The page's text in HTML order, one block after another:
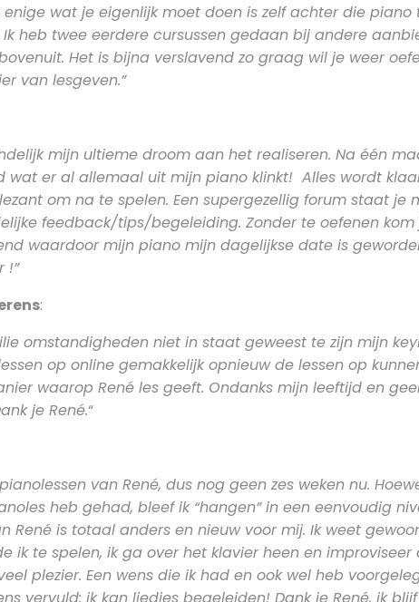
wat je eigenlijk moet doen is zelf achter die
heb twee eerdere cursussen gedaan bij andere
Het is bijna verslavend zo graag wil je weer
van lesgeven.”
mijn ultieme droom aan het realiseren. Na één
wat er al allemaal uit mijn piano klinkt! Alles wordt
om na te spelen. Een supergezellig forum staat
feedback/tips/begeleiding. Zonder te oefenen
waardoor mijn piano mijn dagelijkse date is
!”
:
omstandigheden niet in staat geweest te zijn mijn
op online gemakkelijk opnieuw de lessen op
waarop René les geeft. Ondanks mijn leeftijd en
je René.“
van René, dus nog geen zes weken nu.
heb gehad, bleef ik “hangen” in een eenvoudig
René is totaal anders en nieuw voor mij. Ik weet
ik te spelen, ik ga over het klavier heen en improviseer
plezier. Een wens die ik had en ook wel heb